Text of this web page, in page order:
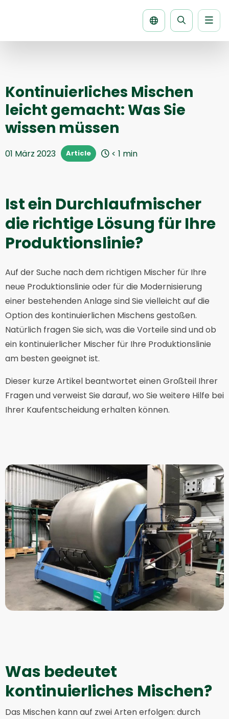
Seite
Kontinuierliches Mischen
leicht gemacht: Was Sie
wissen müssen
01 März 2023 Article < 1 min
Ist ein Durchlaufmischer
die richtige Lösung für Ihre
Produktionslinie?
Auf der Suche nach dem richtigen Mischer für Ihre
neue Produktionslinie oder für die Modernisierung
einer bestehenden Anlage sind Sie vielleicht auf die
Option des kontinuierlichen Mischens gestoßen.
Natürlich fragen Sie sich, was die Vorteile sind und ob
ein kontinuierlicher Mischer für Ihre Produktionslinie
am besten geeignet ist.
Dieser kurze Artikel beantwortet einen Großteil Ihrer
Fragen und verweist Sie darauf, wo Sie weitere Hilfe bei
Ihrer Kaufentscheidung erhalten können.
Was bedeutet
kontinuierliches Mischen?
Das Mischen kann auf zwei Arten erfolgen: durch